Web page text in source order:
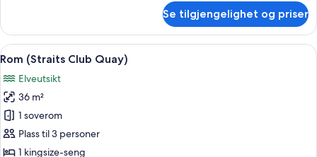
Club)
–
club,
bakgårdsutsikt
(Straits
Club)
Se tilgjengelighet og priser
Åpne
alle
bildene
av
Rom
(Straits
Club
Rom (Straits Club Quay) | Sengetøy
10
Rom (Straits Club Quay)
Elveutsikt
36 m²
1 soverom
Plass til 3 personer
1 kingsize-seng